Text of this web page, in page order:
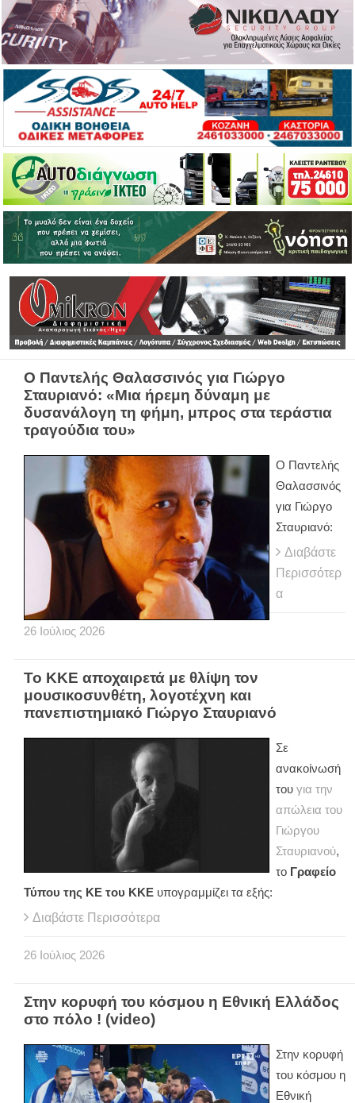
Ο Παντελής Θαλασσινός για Γιώργο
Σταυριανό: «Μια ήρεμη δύναμη με
δυσανάλογη τη φήμη, μπρος στα τεράστια
τραγούδια του»
Ο Παντελής
Θαλασσινός
για Γιώργο
Σταυριανό:
Διαβάστε
Περισσότερ
α
26 Ιούλιος 2026
Το ΚΚΕ αποχαιρετά με θλίψη τον
μουσικοσυνθέτη, λογοτέχνη και
πανεπιστημιακό Γιώργο Σταυριανό
Σε
ανακοίνωσή
του για την
απώλεια του
Γιώργου
Σταυριανού,
το Γραφείο
Τύπου της ΚΕ του ΚΚΕ υπογραμμίζει τα εξής:
Διαβάστε Περισσότερα
26 Ιούλιος 2026
Στην κορυφή του κόσμου η Εθνική Ελλάδος
στο πόλο ! (video)
Στην κορυφή
του κόσμου η
Εθνική